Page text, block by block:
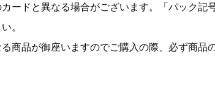
ードと異なる場合がございます。「パック記
。
商品が御座いますのでご購入の際、必ず商品